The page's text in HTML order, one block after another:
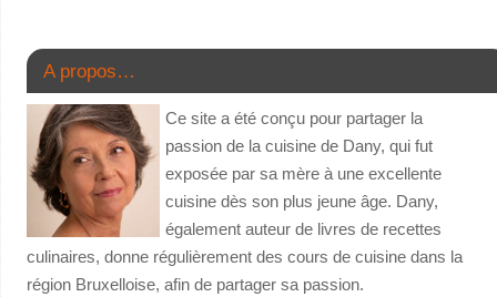
A propos…
Ce site a été conçu pour partager la
passion de la cuisine de Dany, qui fut
exposée par sa mère à une excellente
cuisine dès son plus jeune âge. Dany,
également auteur de livres de recettes
culinaires, donne régulièrement des cours de cuisine dans la
région Bruxelloise, afin de partager sa passion.